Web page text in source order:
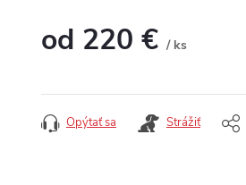
od 220 € / ks
Opýtať sa Strážiť